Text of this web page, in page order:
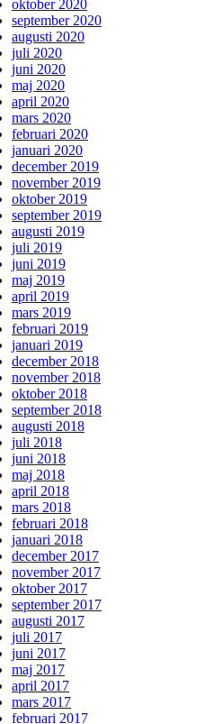
oktober 2020
september 2020
augusti 2020
juli 2020
juni 2020
maj 2020
april 2020
mars 2020
februari 2020
januari 2020
december 2019
november 2019
oktober 2019
september 2019
augusti 2019
juli 2019
juni 2019
maj 2019
april 2019
mars 2019
februari 2019
januari 2019
december 2018
november 2018
oktober 2018
september 2018
augusti 2018
juli 2018
juni 2018
maj 2018
april 2018
mars 2018
februari 2018
januari 2018
december 2017
november 2017
oktober 2017
september 2017
augusti 2017
juli 2017
juni 2017
maj 2017
april 2017
mars 2017
februari 2017